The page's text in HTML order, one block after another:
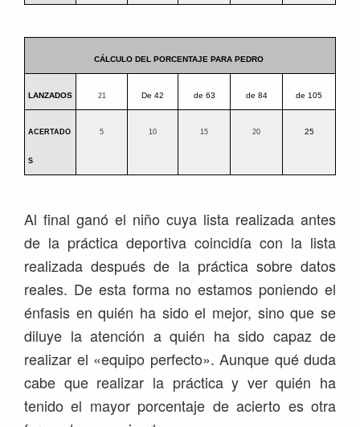
CÁLCULO DEL PORCENTAJE PARA PEDRO
LANZADOS 21 De 42 de 63 de 84 de 105
ACERTADO
S
5 10 15 20 25
Al final ganó el niño cuya lista realizada antes
de la práctica deportiva coincidía con la lista
realizada después de la práctica sobre datos
reales. De esta forma no estamos poniendo el
énfasis en quién ha sido el mejor, sino que se
diluye la atención a quién ha sido capaz de
realizar el «equipo perfecto». Aunque qué duda
cabe que realizar la práctica y ver quién ha
tenido el mayor porcentaje de acierto es otra